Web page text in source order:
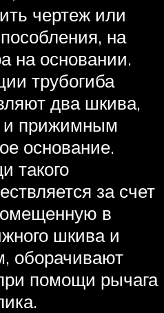
чертеж или
на
на основании.
трубогиба
два шкива,
и прижимным
основание.
такого
за счет
в
шкива и
оборачивают
помощи рычага